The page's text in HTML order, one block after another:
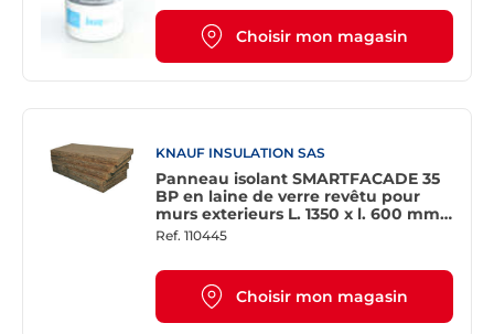
Choisir mon magasin
KNAUF INSULATION SAS
Panneau isolant SMARTFACADE 35
BP en laine de verre revêtu pour
murs exterieurs L. 1350 x l. 600 mm
Ép. 140 mm - R=4,40 m².K/W
Ref. 110445
Choisir mon magasin